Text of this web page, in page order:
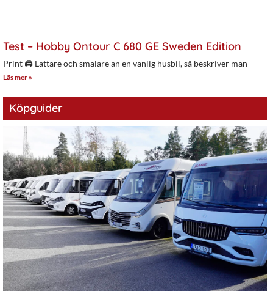
Test – Hobby Ontour C 680 GE Sweden Edition
Print 🖨 Lättare och smalare än en vanlig husbil, så beskriver man
Läs mer »
Köpguider